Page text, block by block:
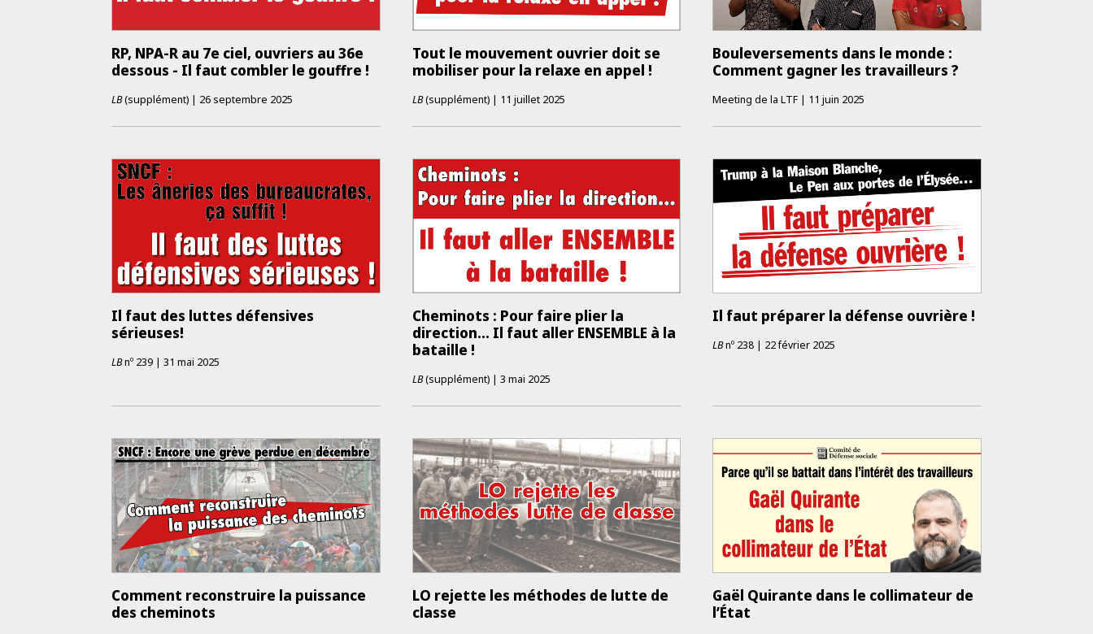
RP, NPA-R au 7e ciel, ouvriers au 36e
dessous - Il faut combler le gouffre !
LB(supplément) | 26 septembre 2025
Tout le mouvement ouvrier doit se
mobiliser pour la relaxe en appel !
LB(supplément) | 11 juillet 2025
Bouleversements dans le monde :
Comment gagner les travailleurs ?
Meeting de la LTF | 11 juin 2025
Il faut des luttes défensives
sérieuses!
LBnº 239 | 31 mai 2025
Cheminots : Pour faire plier la
direction... Il faut aller ENSEMBLE à la
bataille !
LB(supplément) | 3 mai 2025
Il faut préparer la défense ouvrière !
LBnº 238 | 22 février 2025
Comment reconstruire la puissance
des cheminots
LO rejette les méthodes de lutte de
classe
Gaël Quirante dans le collimateur de
l’État